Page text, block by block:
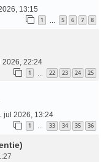
13:15
1 … 5 6 7 8
2026, 22:24
1 … 22 23 24 25
jul 2026, 13:24
1 … 33 34 35 36